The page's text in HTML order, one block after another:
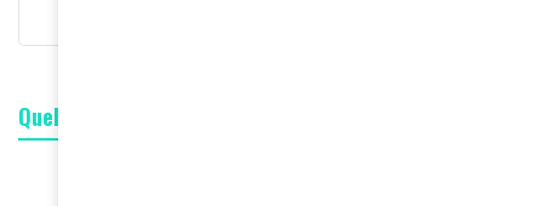
Quelle est votre réaction ?